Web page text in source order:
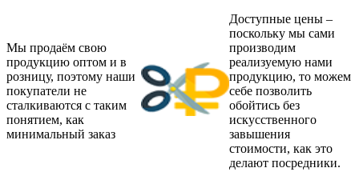
Мы продаём свою
продукцию оптом и в
розницу, поэтому наши
покупатели не
сталкиваются с таким
понятием, как
минимальный заказ
Доступные цены –
поскольку мы сами
производим
реализуемую нами
продукцию, то можем
себе позволить
обойтись без
искусственного
завышения
стоимости, как это
делают посредники.